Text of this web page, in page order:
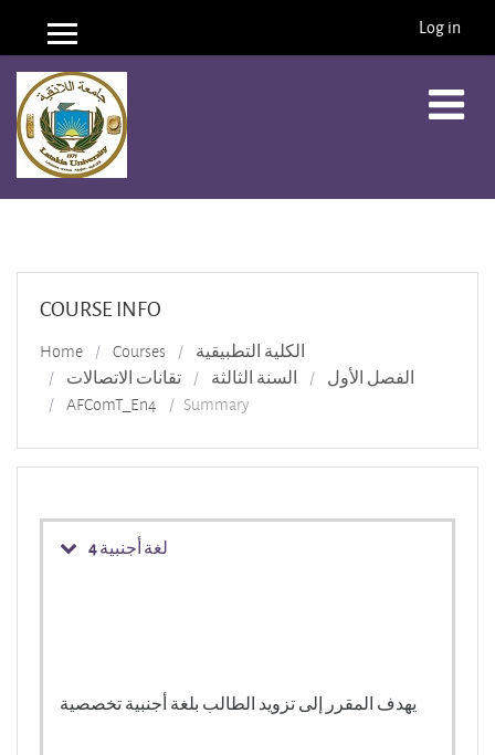
Skip to main content
Side panel Log in
COURSE INFO
Home Courses
الكلية التطبيقية
تقانات الاتصالات
السنة الثالثة
الفصل الأول
AFComT_En4
Summary
لغة أجنبية 4
يهدف المقرر إلى تزويد الطالب بلغة أجنبية تخصصية